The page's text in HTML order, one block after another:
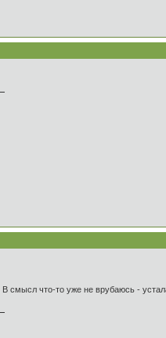
смысл что-то уже не врубаюсь -